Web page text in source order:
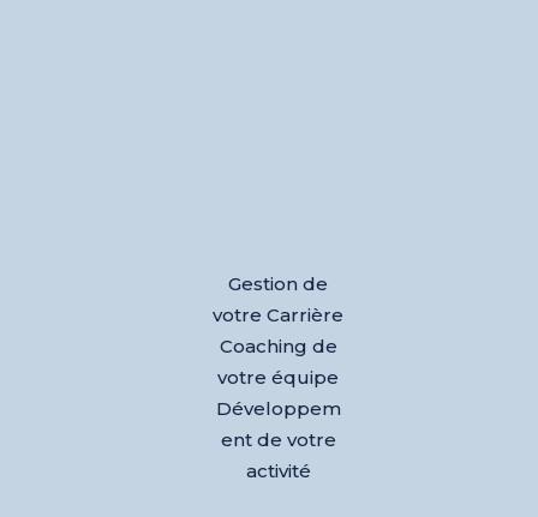
Gestion de
votre Carrière
Coaching de
votre équipe
Développem
ent de votre
activité